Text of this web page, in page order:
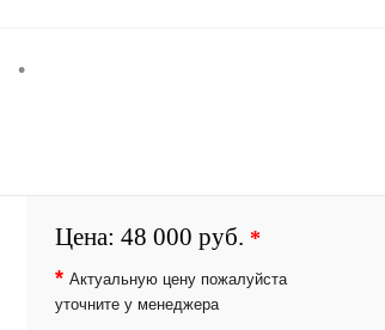
•
Цена: 48 000 руб. *
* Актуальную цену пожалуйста
уточните у менеджера